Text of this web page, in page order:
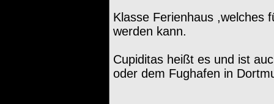
Klasse Ferienhaus ,welches
werden kann.
Cupiditas heißt es und ist
oder dem Fughafen in